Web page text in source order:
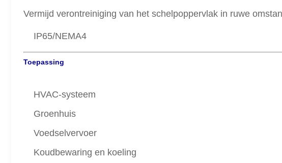
Vermijd verontreiniging van het schelpoppervlak in ruwe
IP65/NEMA4
Toepassing
HVAC-systeem
Groenhuis
Voedselvervoer
Koudbewaring en koeling